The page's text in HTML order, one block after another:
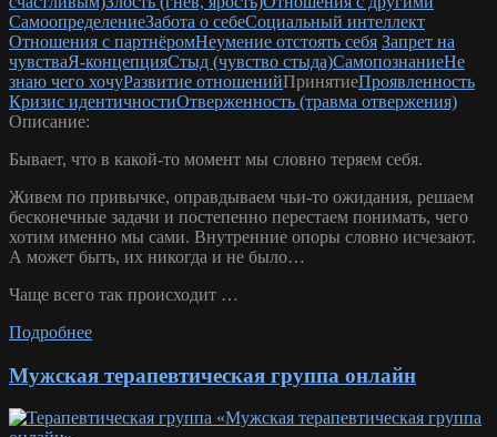
СамоопределениеЗабота о себеСоциальный интеллект
Отношения с партнёромНеумение отстоять себя Запрет на
чувстваЯ-концепцияСтыд (чувство стыда)СамопознаниеНе
знаю чего хочуРазвитие отношенийПринятиеПроявленность
Кризис идентичностиОтверженность (травма отвержения)
Описание:
Бывает, что в какой-то момент мы словно теряем себя.
Живем по привычке, оправдываем чьи-то ожидания, решаем
бесконечные задачи и постепенно перестаем понимать, чего
хотим именно мы сами. Внутренние опоры словно исчезают.
А может быть, их никогда и не было…
Чаще всего так происходит …
Подробнее
Мужская терапевтическая группа онлайн